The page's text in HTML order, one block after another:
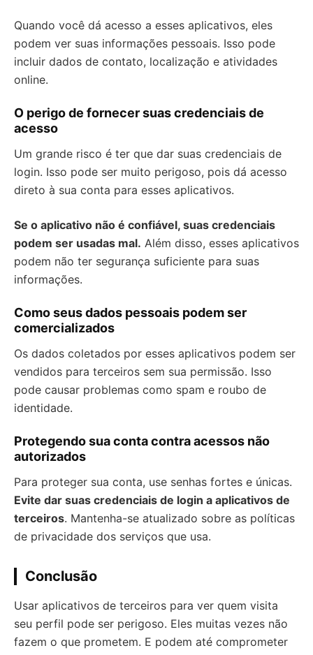
Quando você dá acesso a esses aplicativos, eles
podem ver suas informações pessoais. Isso pode
incluir dados de contato, localização e atividades
online.
O perigo de fornecer suas credenciais de
acesso
Um grande risco é ter que dar suas credenciais de
login. Isso pode ser muito perigoso, pois dá acesso
direto à sua conta para esses aplicativos.
Se o aplicativo não é confiável, suas credenciais
podem ser usadas mal. Além disso, esses aplicativos
podem não ter segurança suficiente para suas
informações.
Como seus dados pessoais podem ser
comercializados
Os dados coletados por esses aplicativos podem ser
vendidos para terceiros sem sua permissão. Isso
pode causar problemas como spam e roubo de
identidade.
Protegendo sua conta contra acessos não
autorizados
Para proteger sua conta, use senhas fortes e únicas.
Evite dar suas credenciais de login a aplicativos de
terceiros. Mantenha-se atualizado sobre as políticas
de privacidade dos serviços que usa.
Conclusão
Usar aplicativos de terceiros para ver quem visita
seu perfil pode ser perigoso. Eles muitas vezes não
fazem o que prometem. E podem até comprometer